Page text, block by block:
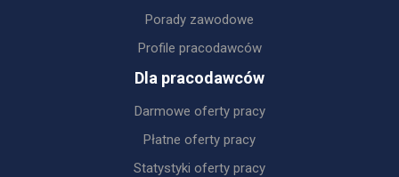
Porady zawodowe
Profile pracodawców
Dla pracodawców
Darmowe oferty pracy
Płatne oferty pracy
Statystyki oferty pracy